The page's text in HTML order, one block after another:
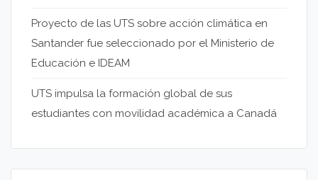
Proyecto de las UTS sobre acción climática en
Santander fue seleccionado por el Ministerio de
Educación e IDEAM
UTS impulsa la formación global de sus
estudiantes con movilidad académica a Canadá